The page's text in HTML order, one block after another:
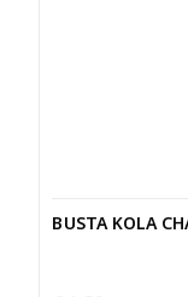
BUSTA KOLA